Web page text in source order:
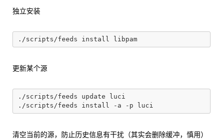
独立安装
更新某个源
./scripts/feeds update luci
清空当前的源，防止历史信息有干扰（其实会删除缓冲，慎用）